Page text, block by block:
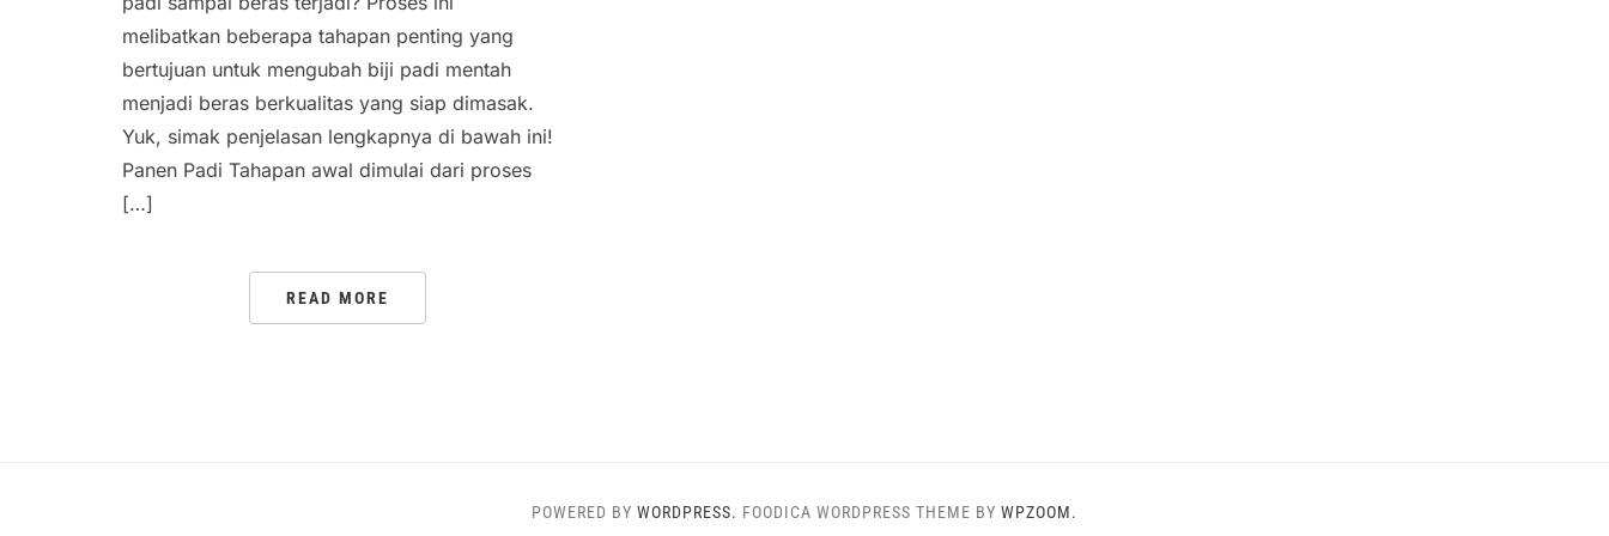
melibatkan beberapa tahapan penting yang
bertujuan untuk mengubah biji padi mentah
menjadi beras berkualitas yang siap dimasak.
Yuk, simak penjelasan lengkapnya di bawah ini!
Panen Padi Tahapan awal dimulai dari proses
[…]
READ MORE
POWERED BY WORDPRESS. FOODICA WORDPRESS THEME BY WPZOOM.